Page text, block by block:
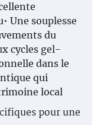
Une souplesse
du
cycles gel-
dans le
qui
local
pour une